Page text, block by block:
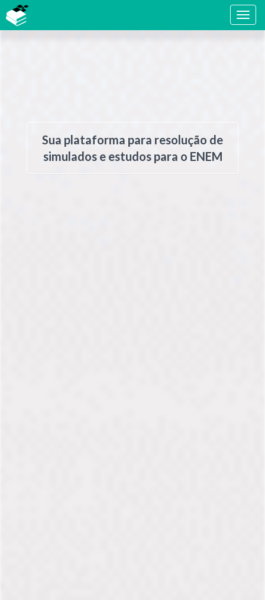
Sua plataforma para resolução de
simulados e estudos para o ENEM